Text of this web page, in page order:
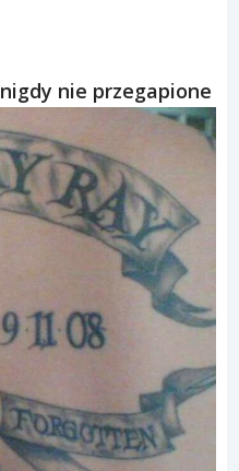
nie przegapione